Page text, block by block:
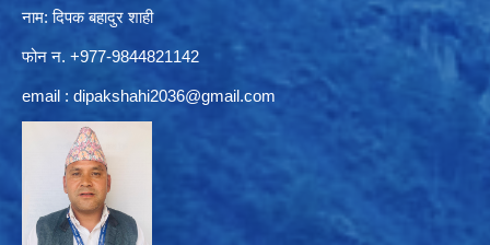
नाम: दिपक बहादुर शाही
फोन न. +977-9844821142
email : dipakshahi2036@gmail.com